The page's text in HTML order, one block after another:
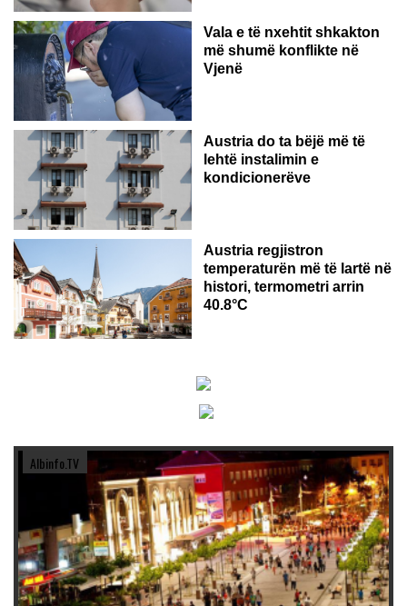
Vala e të nxehtit shkakton
më shumë konflikte në
Vjenë
Austria do ta bëjë më të
lehtë instalimin e
kondicionerëve
Austria regjistron
temperaturën më të lartë në
histori, termometri arrin
40.8°C
Albinfo.TV